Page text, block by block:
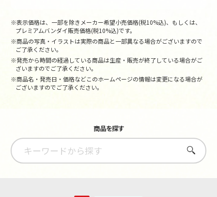
※表示価格は、一部を除きメーカー希望小売価格(税10%込)、もしくは、
プレミアムバンダイ販売価格(税10%込)です。
※商品の写真・イラストは実際の商品と一部異なる場合がございますので
ご了承ください。
※発売から時間の経過している商品は生産・販売が終了している場合がご
ざいますのでご了承ください。
※商品名・発売日・価格などこのホームページの情報は変更になる場合が
ございますのでご了承ください。
商品を探す
さがす